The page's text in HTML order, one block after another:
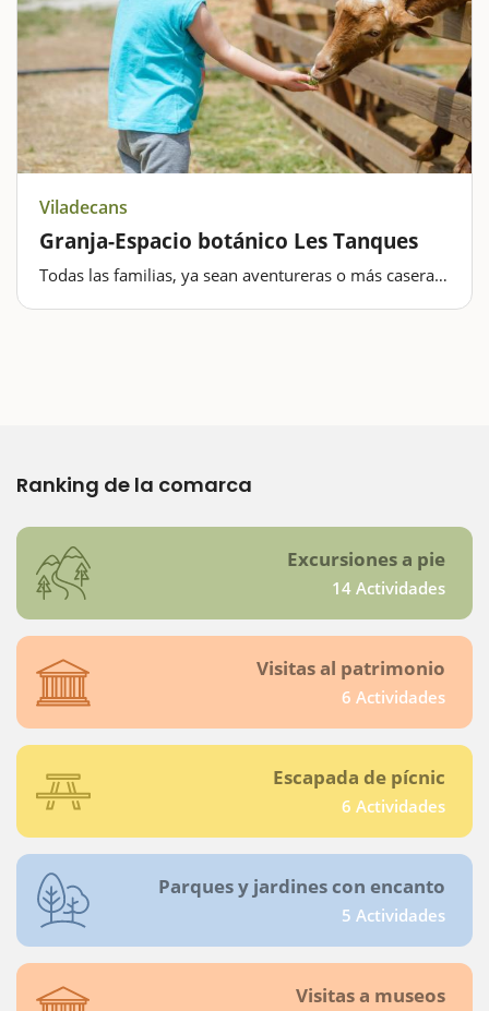
Viladecans
Granja-Espacio botánico Les Tanques
Todas las familias, ya sean aventureras o más caseras,
Ranking de la comarca
Excursiones a pie
14 Actividades
Visitas al patrimonio
6 Actividades
Escapada de pícnic
6 Actividades
Parques y jardines con encanto
5 Actividades
Visitas a museos